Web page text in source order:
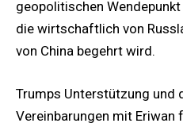
geopolitischen Wendepunkt
die wirtschaftlich von
von China begehrt wird.
Trumps Unterstützung und
Vereinbarungen mit Eriwan